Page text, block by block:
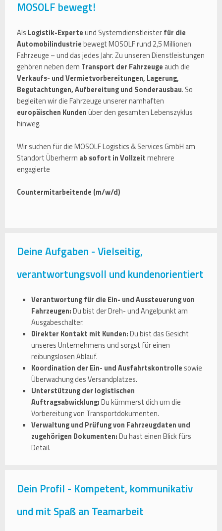
MOSOLF bewegt!
Als Logistik-Experteund Systemdienstleisterfür die
Automobilindustriebewegt MOSOLF rund 2,5 Millionen
Fahrzeuge – und das jedes Jahr. Zu unseren Dienstleistungen
gehören neben dem Transport der Fahrzeuge auch die
Verkaufs- und Vermietvorbereitungen, Lagerung,
Begutachtungen, Aufbereitung und Sonderausbau. So
begleiten wir die Fahrzeuge unserer namhaften
europäischen Kundenüber den gesamten Lebenszyklus
hinweg.
Wir suchen für die MOSOLF Logistics & Services GmbH am
Standort Überherrn ab sofort in Vollzeitmehrere
engagierte
Countermitarbeitende (m/w/d)
Deine Aufgaben - Vielseitig,
verantwortungsvoll und kundenorientiert
Verantwortung für die Ein- und Aussteuerung von
Fahrzeugen:Du bist der Dreh- und Angelpunkt am
Ausgabeschalter.
Direkter Kontakt mit Kunden:Du bist das Gesicht
unseres Unternehmens und sorgst für einen
reibungslosen Ablauf.
Koordination der Ein- und Ausfahrtskontrolle sowie
Überwachung des Versandplatzes.
Unterstützung der logistischen
Auftragsabwicklung:Du kümmerst dich um die
Vorbereitung von Transportdokumenten.
Verwaltung und Prüfung von Fahrzeugdaten und
zugehörigen Dokumenten:Du hast einen Blick fürs
Detail.
Dein Profil - Kompetent, kommunikativ
und mit Spaß an Teamarbeit